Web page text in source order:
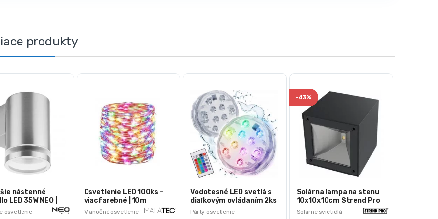
produkty
osvetlenie
nástenné
LED 35W NEO |
Vianočné osvetlenie
Osvetlenie LED 100ks –
viacfarebné | 10m
Párty osvetlenie
Vodotesné LED svetlá s
diaľkovým ovládaním 2ks
| viacfarebné
Solárne svietidlá
-43%
Solárna lampa na stenu
10x10x10cm Strend Pro